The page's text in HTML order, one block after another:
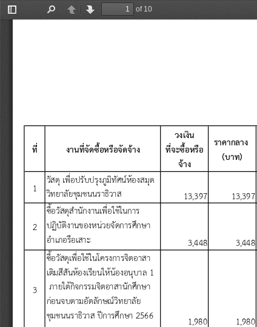
Toggle
PreviousNext
of 10
ท งานทจดซอหรอจดจาง
วงเงน
ทจะซอหรอ
จาง
ราคากลาง
(บาท)
1
วสด เพอปรบปรงภมทศนหองสมด
วทยาลยชมชนนราธวาส 13,397 13,397
2
ซอวสดสานกงานเพอใชในการ
ปฏบตงานของหนวยจดการศกษา
อาเภอรอเสาะ 3,448 3,448
3
ซอวสดเพอใชในโครงการจตอาสา
เตมสสนหองเรยนใหนองอนบาล 1
ภายใตกจกรรมจตอาสานกศกษา
กอนจบตามอตลกษณวทยาลย
ชมชนนราธวาส ปการศกษา 2566 1,980 1,980